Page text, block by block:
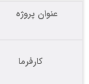
عنوان پروژه
کارفرما